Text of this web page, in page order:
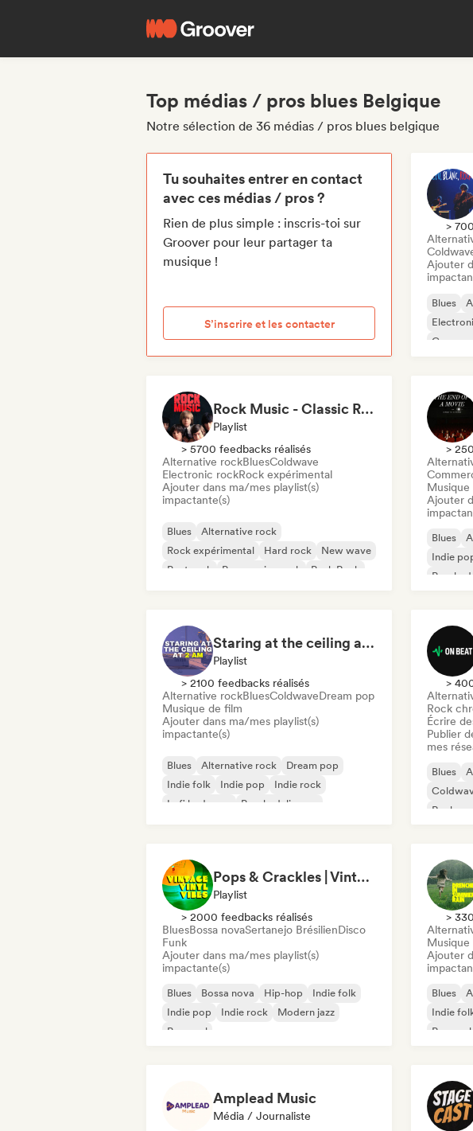
Top médias / pros blues Belgique
Notre sélection de 36 médias / pros blues belgique
Tu souhaites entrer en contact
avec ces médias / pros ?
Rien de plus simple : inscris-toi sur
Groover pour leur partager ta
musique !
S’inscrire et les contacter
>
Ajouter
Blues
Garage
Rock Music - Classic Rock - Modern Rock
Playlist
> 5700 feedbacks réalisés
Alternative rockBluesColdwave
Electronic rockRock expérimental
Ajouter dans ma/mes playlist(s)
impactante(s)
Blues
Alternative rock
Rock expérimental
Hard rock
New wave
Post rock
Progressive rock Punk Rock
>
Musique
Ajouter
Blues
Indie
Staring at the ceiling at 2am
Playlist
> 2100 feedbacks réalisés
Alternative rockBluesColdwaveDream pop
Musique de film
Ajouter dans ma/mes playlist(s)
impactante(s)
Blues Alternative rock
Dream pop
Indie folk
Indie pop
Indie rock
Lofi bedroom
Psychedelic pop
>
Rock
Écrire
Publier
mes
Blues
Rock
Pops & Crackles | Vintage Vinyl Vibes
Playlist
> 2000 feedbacks réalisés
BluesBossa novaSertanejo BrésilienDisco
Funk
Ajouter dans ma/mes playlist(s)
impactante(s)
Blues Bossa nova Hip-hop
Indie folk
Indie pop
Indie rock
Modern jazz
Pop soul
>
Musique
Ajouter
Blues
Indie
Pop rock
Amplead Music
Média / Journaliste